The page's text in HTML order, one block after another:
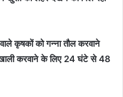
कृषकों को गन्ना तौल करवाने
करवाने के लिए 24 घंटे से 48